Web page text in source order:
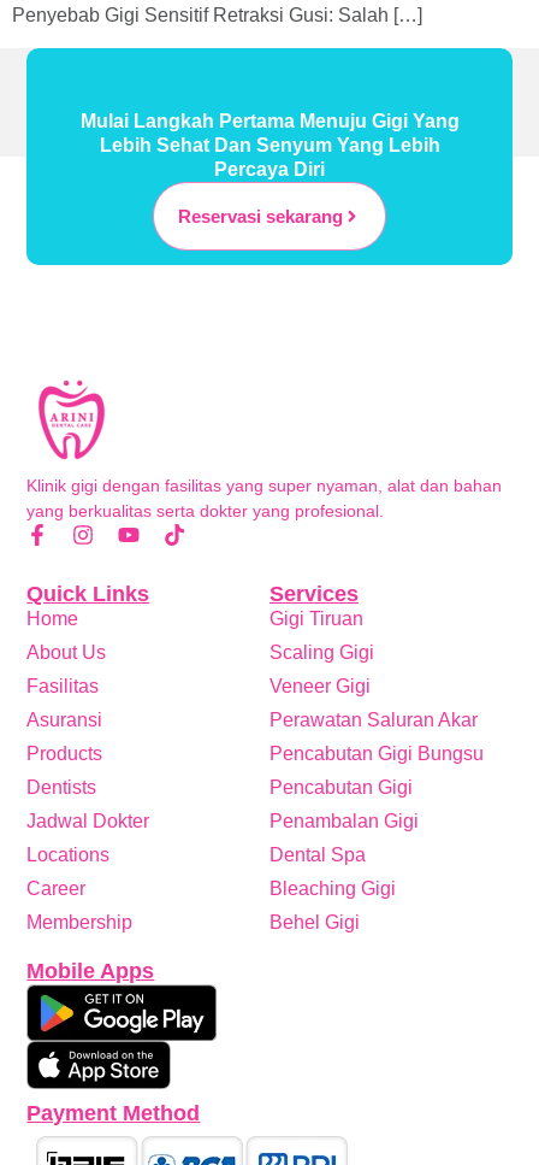
Penyebab Gigi Sensitif Retraksi Gusi: Salah […]
Mulai Langkah Pertama Menuju Gigi Yang
Lebih Sehat Dan Senyum Yang Lebih
Percaya Diri
Reservasi sekarang
Klinik gigi dengan fasilitas yang super nyaman, alat dan bahan
yang berkualitas serta dokter yang profesional.
Services
Gigi Tiruan
Scaling Gigi
Veneer Gigi
Perawatan Saluran Akar
Pencabutan Gigi Bungsu
Pencabutan Gigi
Penambalan Gigi
Dental Spa
Bleaching Gigi
Behel Gigi
Quick Links
Home
About Us
Fasilitas
Asuransi
Products
Dentists
Jadwal Dokter
Locations
Career
Membership
Mobile Apps
Payment Method